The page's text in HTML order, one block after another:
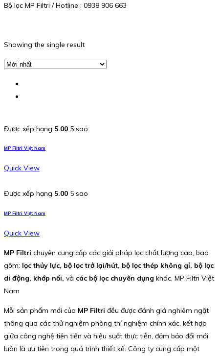
Bộ lọc MP Filtri / Hotline : 0938 906 663
Showing the single result
Được xếp hạng 5.00 5 sao
MP Filtri Việt Nam
Quick View
Được xếp hạng 5.00 5 sao
MP Filtri Việt Nam
Quick View
MP Filtri chuyên cung cấp các giải pháp lọc chất lượng cao, bao
gồm: lọc thủy lực, bộ lọc trở lại/hút, bộ lọc thép không gỉ, bộ lọc
di động, khớp nối, và các bộ lọc chuyên dụng khác. MP Filtri Việt
Nam
Mỗi sản phẩm mới của MP Filtri đều được đánh giá nghiêm ngặt
thông qua các thử nghiệm phòng thí nghiệm chính xác, kết hợp
giữa công nghệ tiên tiến và hiệu suất thực tiễn, đảm bảo đổi mới
luôn là ưu tiên trong quá trình thiết kế. Công ty cung cấp một